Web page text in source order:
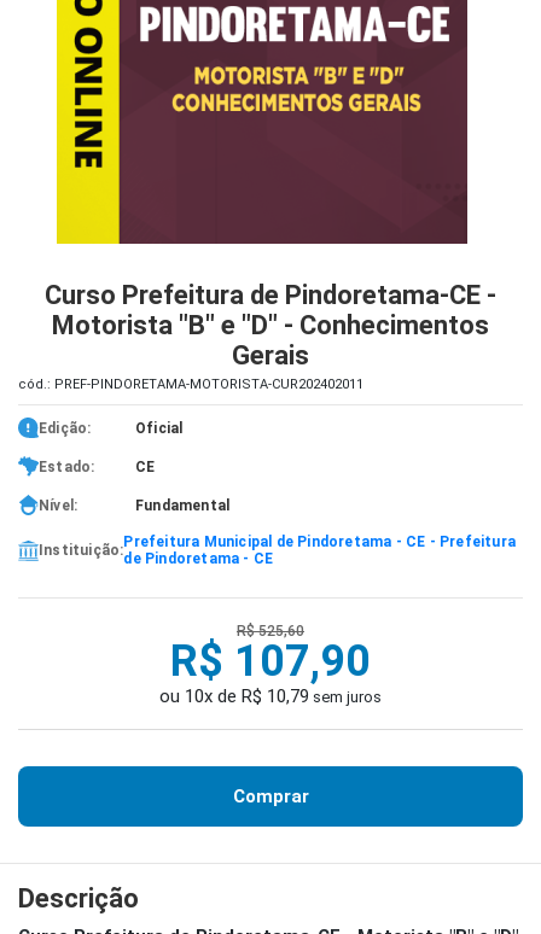
Curso Prefeitura de Pindoretama-CE -
Motorista "B" e "D" - Conhecimentos
Gerais
cód.: PREF-PINDORETAMA-MOTORISTA-CUR202402011
Edição: Oficial
Estado: CE
Nível: Fundamental
Instituição:Prefeitura Municipal de Pindoretama - CE - Prefeitura
de Pindoretama - CE
R$ 525,60
R$ 107,90
ou 10x de R$ 10,79 sem juros
Comprar
Descrição